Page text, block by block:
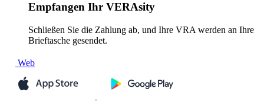
Empfangen Ihr VERAsity
Schließen Sie die Zahlung ab, und Ihre VRA werden an Ihre
Brieftasche gesendet.
Web